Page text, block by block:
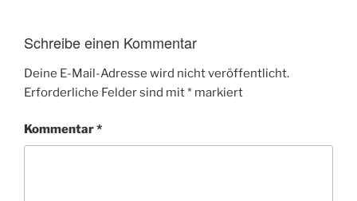
Schreibe einen Kommentar
Deine E-Mail-Adresse wird nicht veröffentlicht.
Erforderliche Felder sind mit* markiert
Kommentar*